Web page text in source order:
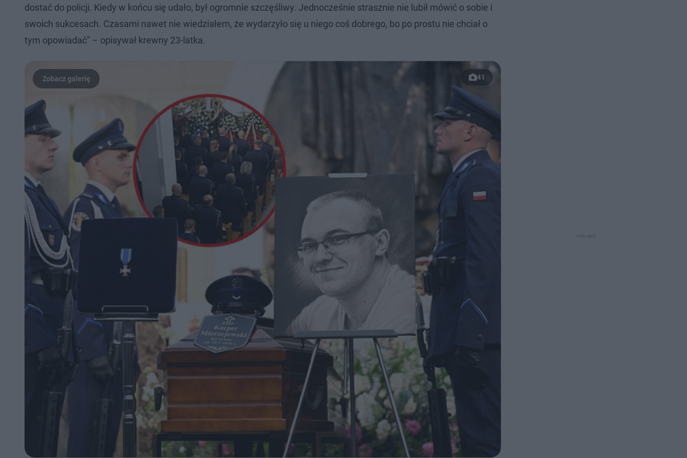
dostać do policji. Kiedy w końcu się udało, był ogromnie szczęśliwy. Jednocześnie strasznie nie lubił mówić o sobie i
swoich sukcesach. Czasami nawet nie wiedziałem, że wydarzyło się u niego coś dobrego, bo po prostu nie chciał o
tym opowiadać” – opisywał krewny 23-latka.
41